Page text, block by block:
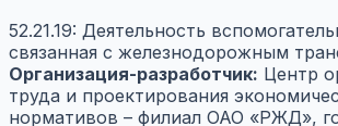
52.21.19: Деятельность
связанная с железнодорожным
Организация-разработчик: Центр
труда и проектирования
нормативов – филиал ОАО «РЖД»,